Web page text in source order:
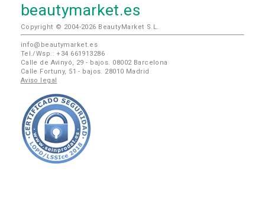
beautymarket.es
Copyright © 2004-2026 BeautyMarket S.L.
info@beautymarket.es
Tel./Wsp.: +34 661913286
Calle de Avinyó, 29 - bajos. 08002 Barcelona
Calle Fortuny, 51 - bajos. 28010 Madrid
Aviso legal